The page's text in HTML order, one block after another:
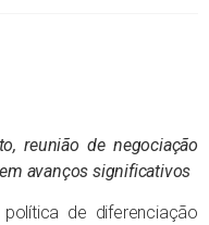
reunião de negociação
avanços significativos
de diferenciação